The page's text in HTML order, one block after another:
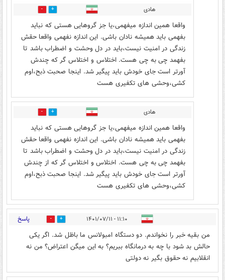
هادی 0
واقعا همین اندازه میفهمی،یا جز گروهایی هستی که نباید
بفهمی باید همیشه نادان باشی. این اندازه نفهمی واقعا حقش
زندگی در امنیت نیست،باید در دل وحشت و اضطراب باشد تا
بفهمد چی به چی هست. اختلاس و اختلاس گر که چندش
آورتر است جای خودش باید پیگیر شد. اینجا صحبت ذبح،اوم
کشی،وحشی های تکفیری هست
هادی 0
واقعا همین اندازه میفهمی،یا جز گروهایی هستی که نباید
بفهمی باید همیشه نادان باشی. این اندازه نفهمی واقعا حقش
زندگی در امنیت نیست،باید در دل وحشت و اضطراب باشد تا
بفهمد چی به چی هست. اختلاس و اختلاس گر که از چندش
آورتر است جای خودش باید پیگیر شد. اینجا صحبت ذبح،اوم
کشی،وحشی های تکفیری هست
۱۱:۱۰ - ۱۴۰۱/۰۷/۱۱ 0 پاسخ
من بقیه خبر را نخواندم. دو دستگاه امبولانس ما باظل شد. اگر یکی
حالش بد شود با چه به درمانگاه ببریم؟ به این میگن اعتراض؟ من نه
انقلابیم نه حقوق بگیر نه دولتی